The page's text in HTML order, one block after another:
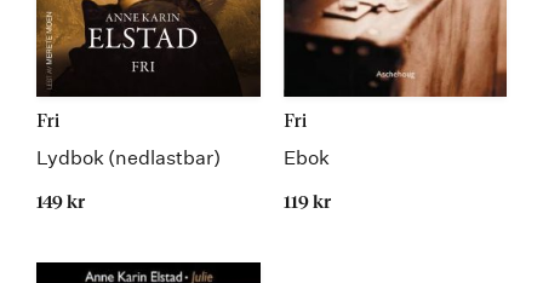
Fri
Lydbok (nedlastbar)
149 kr
Fri
Ebok
119 kr